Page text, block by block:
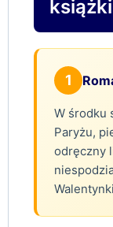
1
W środku
Paryżu,
odręczny